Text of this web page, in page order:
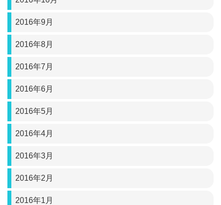
2016年9月
2016年8月
2016年7月
2016年6月
2016年5月
2016年4月
2016年3月
2016年2月
2016年1月